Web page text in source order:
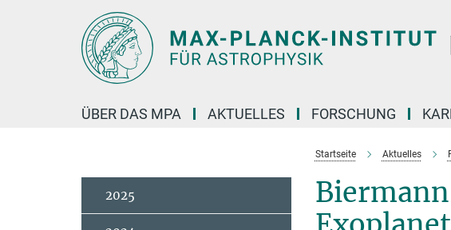
ÜBER DAS MPA AKTUELLES FORSCHUNG
Startseite Aktuelles
2025